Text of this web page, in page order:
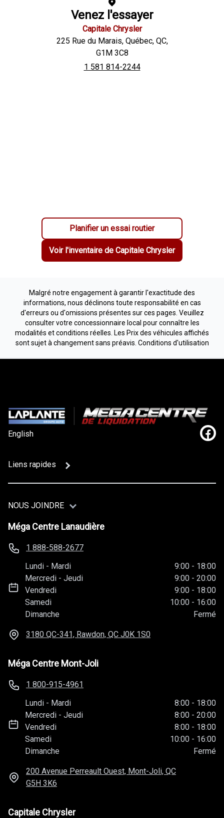
Venez l'essayer
Capitale Chrysler
225 Rue du Marais, Québec, QC,
G1M 3C8
1 581 814-2244
Planifier un essai routier
Voir l'inventaire de Capitale Chrysler
Malgré notre engagement à garantir l'exactitude des
informations, nous déclinons toute responsabilité en cas
d'erreurs ou d'omissions présentes sur ces pages. Veuillez
consulter votre concessionnaire local pour connaître les
modalités et conditions réelles. Les Prix des véhicules affichés
sont sujet à changement sans préavis. Conditions d'utilisation
English
Liens rapides
NOUS JOINDRE
Méga Centre Lanaudière
1 888-588-2677
Lundi - Mardi 9:00 - 18:00
Mercredi -Jeudi 9:00 - 20:00
Vendredi
9:00 - 18:00
Samedi
10:00 - 16:00
Dimanche
Fermé
3180 QC-341, Rawdon, QC J0K 1S0
Méga Centre Mont-Joli
1 800-915-4961
Lundi - Mardi 8:00 - 18:00
Mercredi -Jeudi 8:00 - 20:00
Vendredi
8:00 - 18:00
Samedi
10:00 - 16:00
Dimanche
Fermé
200 Avenue Perreault Ouest, Mont-Joli, QC
G5H 3K6
Capitale Chrysler